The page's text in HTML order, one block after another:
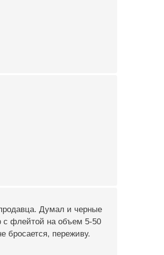
Думал и черные
с флейтой на объем 5-50
бросается, переживу.